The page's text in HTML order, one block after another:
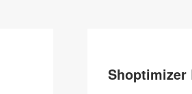
Shoptimizer